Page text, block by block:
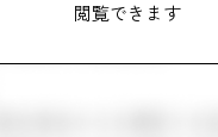
閲覧できます